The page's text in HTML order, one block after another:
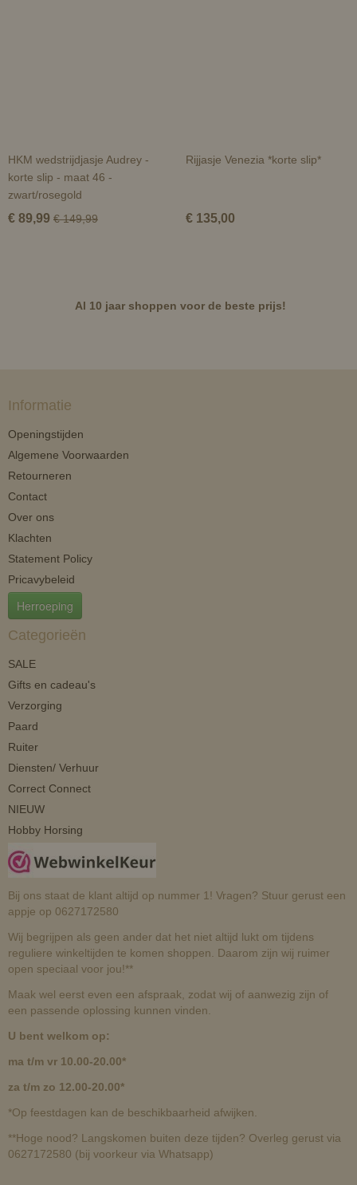
HKM wedstrijdjasje Audrey -
korte slip - maat 46 -
zwart/rosegold
€ 89,99 € 149,99
Rijjasje Venezia *korte slip*
€ 135,00
Al 10 jaar shoppen voor de beste prijs!
Informatie
Openingstijden
Algemene Voorwaarden
Retourneren
Contact
Over ons
Klachten
Statement Policy
Pricavybeleid
Herroeping
Categorieën
SALE
Gifts en cadeau's
Verzorging
Paard
Ruiter
Diensten/ Verhuur
Correct Connect
NIEUW
Hobby Horsing
Bij ons staat de klant altijd op nummer 1! Vragen? Stuur gerust een
appje op 0627172580
Wij begrijpen als geen ander dat het niet altijd lukt om tijdens
reguliere winkeltijden te komen shoppen. Daarom zijn wij ruimer
open speciaal voor jou!**
Maak wel eerst even een afspraak, zodat wij of aanwezig zijn of
een passende oplossing kunnen vinden.
U bent welkom op:
ma t/m vr 10.00-20.00*
za t/m zo 12.00-20.00*
*Op feestdagen kan de beschikbaarheid afwijken.
**Hoge nood? Langskomen buiten deze tijden? Overleg gerust via
0627172580 (bij voorkeur via Whatsapp)